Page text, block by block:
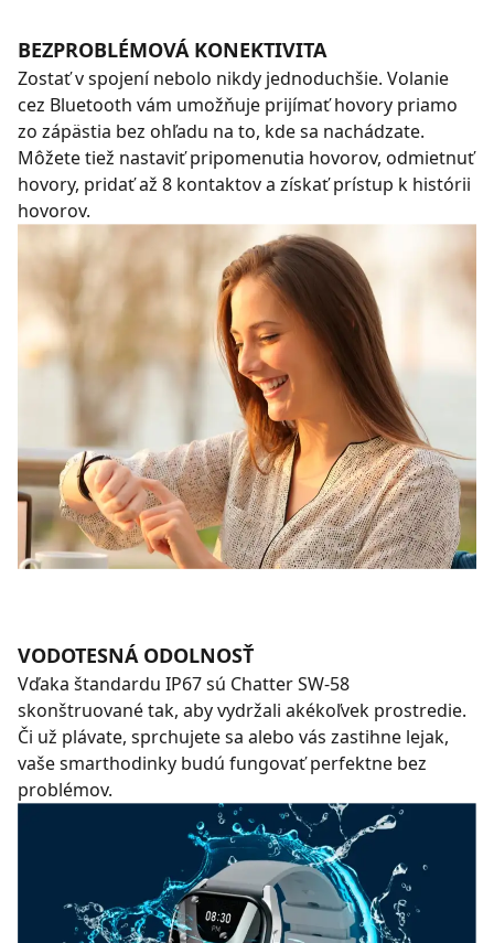
BEZPROBLÉMOVÁ KONEKTIVITA
Zostať v spojení nebolo nikdy jednoduchšie. Volanie
cez Bluetooth vám umožňuje prijímať hovory priamo
zo zápästia bez ohľadu na to, kde sa nachádzate.
Môžete tiež nastaviť pripomenutia hovorov, odmietnuť
hovory, pridať až 8 kontaktov a získať prístup k histórii
hovorov.
VODOTESNÁ ODOLNOSŤ
Vďaka štandardu IP67 sú Chatter SW-58
skonštruované tak, aby vydržali akékoľvek prostredie.
Či už plávate, sprchujete sa alebo vás zastihne lejak,
vaše smarthodinky budú fungovať perfektne bez
problémov.